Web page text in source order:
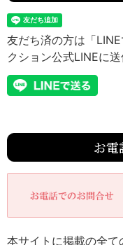
本サイトに掲載の全
友だち済の方は「
クション公式LINEに送
お電